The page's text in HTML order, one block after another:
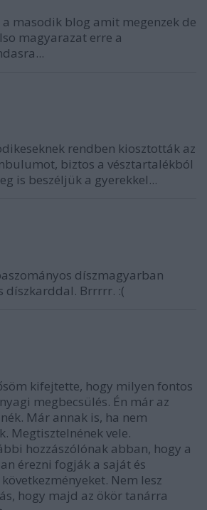
a masodik blog amit megenzek de
magyarazat erre a
rendben kiosztották az
biztos a vésztartalékból
is beszéljük a gyerekkel...
díszmagyarban
díszkarddal. Brrrrr. :(
kifejtette, hogy milyen fontos
megbecsülés. Én már az
Már annak is, ha nem
Megtisztelnének vele.
hozzászólónak abban, hogy a
érezni fogják a saját és
Nem lesz
hogy majd az ökör tanárra